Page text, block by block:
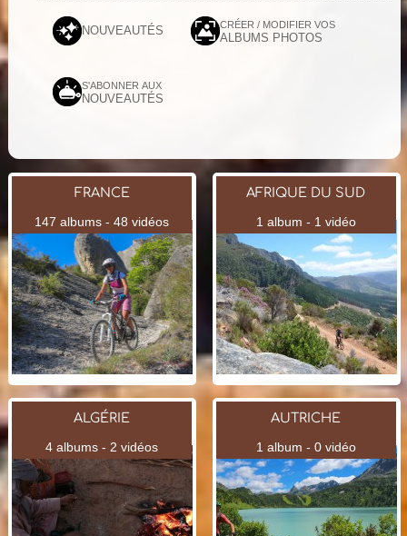
NOUVEAUTÉS CRÉER / MODIFIER VOS
ALBUMS PHOTOS
S'ABONNER AUX
NOUVEAUTÉS
FRANCE
147 albums - 48 vidéos
AFRIQUE DU SUD
1 album - 1 vidéo
ALGÉRIE
4 albums - 2 vidéos
AUTRICHE
1 album - 0 vidéo